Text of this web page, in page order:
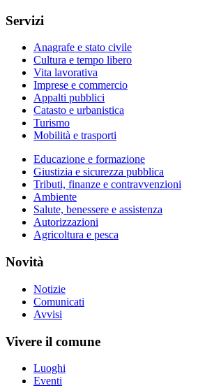
Servizi
Anagrafe e stato civile
Cultura e tempo libero
Vita lavorativa
Imprese e commercio
Appalti pubblici
Catasto e urbanistica
Turismo
Mobilità e trasporti
Educazione e formazione
Giustizia e sicurezza pubblica
Tributi, finanze e contravvenzioni
Ambiente
Salute, benessere e assistenza
Autorizzazioni
Agricoltura e pesca
Novità
Notizie
Comunicati
Avvisi
Vivere il comune
Luoghi
Eventi